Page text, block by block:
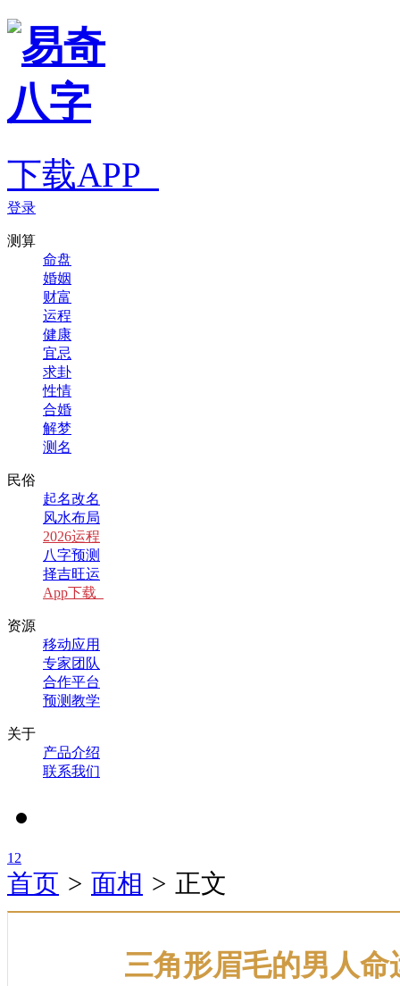
下载APP
登录
测算
命盘
婚姻
财富
运程
健康
宜忌
求卦
性情
合婚
解梦
测名
民俗
起名改名
风水布局
2026运程
八字预测
择吉旺运
App下载
资源
移动应用
专家团队
合作平台
预测教学
关于
产品介绍
联系我们
1 2
首页 > 面相 > 正文
三角形眉毛的男人命